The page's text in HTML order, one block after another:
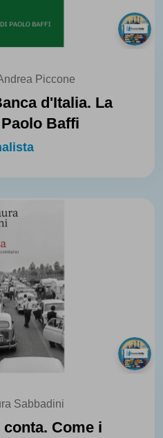
Piccone
d'Italia. La
Baffi
Sabbadini
conta. Come i